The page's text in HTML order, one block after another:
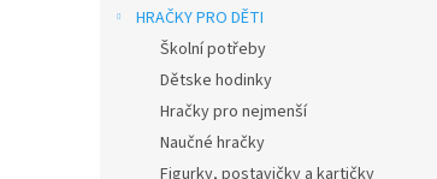
HRAČKY PRO DĚTI
Školní potřeby
Dětske hodinky
Hračky pro nejmenší
Naučné hračky
Figurky, postavičky a kartičky